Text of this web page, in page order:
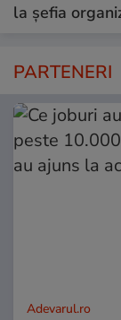
la șefia
PARTENERI
Adevarul.ro